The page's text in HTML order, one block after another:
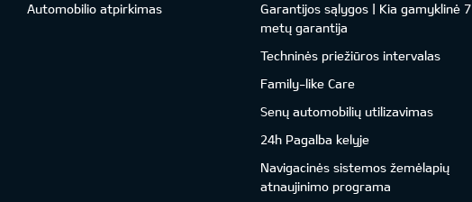
Automobilio atpirkimas
Garantijos sąlygos | Kia gamyklinė 7
metų garantija
Techninės priežiūros intervalas
Family-like Care
Senų automobilių utilizavimas
24h Pagalba kelyje
Navigacinės sistemos žemėlapių
atnaujinimo programa